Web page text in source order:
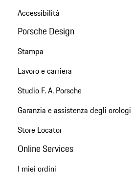
Accessibilità
Porsche Design
Stampa
Lavoro e carriera
Studio F. A. Porsche
Garanzia e assistenza degli orologi
Store Locator
Online Services
I miei ordini